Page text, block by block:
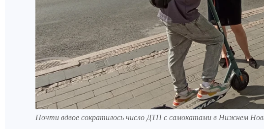
Почти вдвое сократилось число ДТП с самокатами в Нижнем